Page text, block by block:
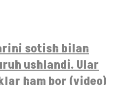
sotish bilan
ushlandi. Ular
ham bor (video)